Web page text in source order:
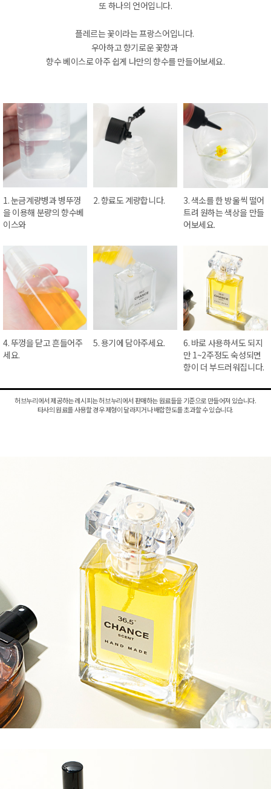
또 하나의 언어입니다.
플레르는 꽃이라는 프랑스어입니다.
우아하고 향기로운 꽃향과
향수 베이스로 아주 쉽게 나만의 향수를 만들어보세요.
1. 눈금계량병과 병뚜껑
을 이용해 분량의 향수베
이스와
2. 향료도 계량합니다.
3. 색소를 한 방울씩 떨어
트려 원하는 색상을 만들
어보세요.
4. 뚜껑을 닫고 흔들어주
세요.
5. 용기에 담아주세요.
6. 바로 사용하셔도 되지
만 1~2주정도 숙성되면
향이 더 부드러워집니다.
허브누리에서 제공하는 레시피는 허브누리에서 판매하는 원료들을 기준으로 만들어져 있습니다.
타사의 원료를 사용할 경우 제형이 달라지거나 배합한도를 초과할 수 있습니다.